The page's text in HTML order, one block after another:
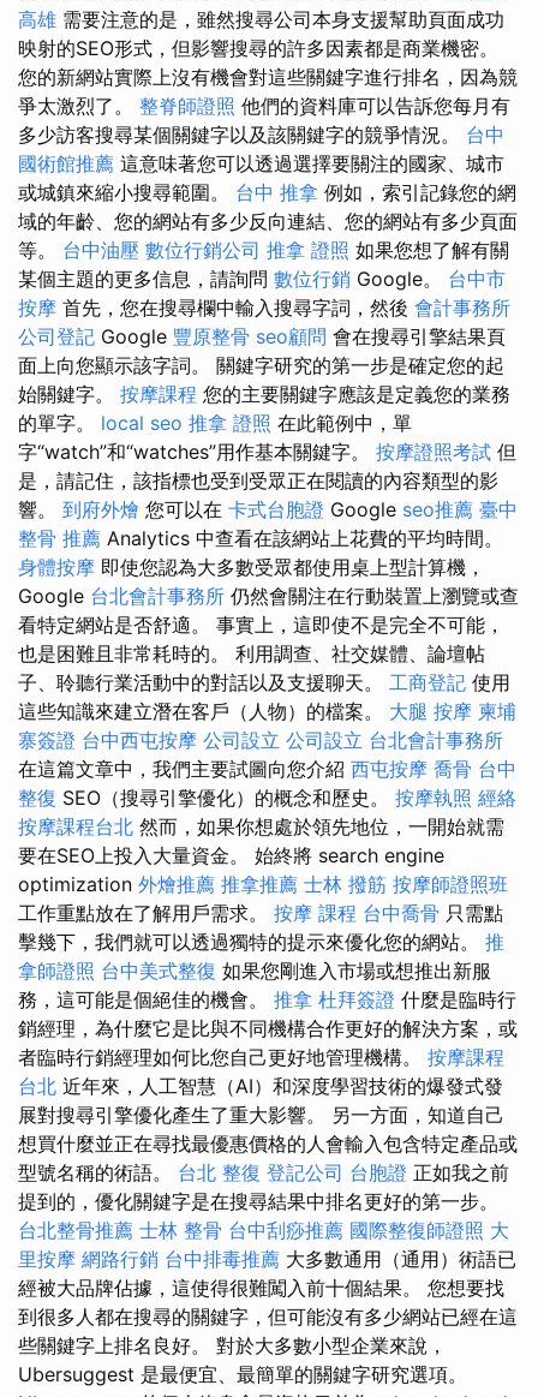
高雄 需要注意的是，雖然搜尋公司本身支援幫助頁面成功
映射的SEO形式，但影響搜尋的許多因素都是商業機密。
您的新網站實際上沒有機會對這些關鍵字進行排名，因為競
爭太激烈了。 整脊師證照 他們的資料庫可以告訴您每月有
多少訪客搜尋某個關鍵字以及該關鍵字的競爭情況。 台中
國術館推薦 這意味著您可以透過選擇要關注的國家、城市
或城鎮來縮小搜尋範圍。 台中 推拿 例如，索引記錄您的網
域的年齡、您的網站有多少反向連結、您的網站有多少頁面
等。 台中油壓 數位行銷公司 推拿 證照 如果您想了解有關
某個主題的更多信息，請詢問 數位行銷 Google。 台中市
按摩 首先，您在搜尋欄中輸入搜尋字詞，然後 會計事務所
公司登記 Google 豐原整骨 seo顧問 會在搜尋引擎結果頁
面上向您顯示該字詞。 關鍵字研究的第一步是確定您的起
始關鍵字。 按摩課程 您的主要關鍵字應該是定義您的業務
的單字。 local seo 推拿 證照 在此範例中，單
字“watch”和“watches”用作基本關鍵字。 按摩證照考試 但
是，請記住，該指標也受到受眾正在閱讀的內容類型的影
響。 到府外燴 您可以在 卡式台胞證 Google seo推薦 臺中
整骨 推薦 Analytics 中查看在該網站上花費的平均時間。
身體按摩 即使您認為大多數受眾都使用桌上型計算機，
Google 台北會計事務所 仍然會關注在行動裝置上瀏覽或查
看特定網站是否舒適。 事實上，這即使不是完全不可能，
也是困難且非常耗時的。 利用調查、社交媒體、論壇帖
子、聆聽行業活動中的對話以及支援聊天。 工商登記 使用
這些知識來建立潛在客戶（人物）的檔案。 大腿 按摩 柬埔
寨簽證 台中西屯按摩 公司設立 公司設立 台北會計事務所
在這篇文章中，我們主要試圖向您介紹 西屯按摩 喬骨 台中
整復 SEO（搜尋引擎優化）的概念和歷史。 按摩執照 經絡
按摩課程台北 然而，如果你想處於領先地位，一開始就需
要在SEO上投入大量資金。 始終將 search engine
optimization 外燴推薦 推拿推薦 士林 撥筋 按摩師證照班
工作重點放在了解用戶需求。 按摩 課程 台中喬骨 只需點
擊幾下，我們就可以透過獨特的提示來優化您的網站。 推
拿師證照 台中美式整復 如果您剛進入市場或想推出新服
務，這可能是個絕佳的機會。 推拿 杜拜簽證 什麼是臨時行
銷經理，為什麼它是比與不同機構合作更好的解決方案，或
者臨時行銷經理如何比您自己更好地管理機構。 按摩課程
台北 近年來，人工智慧（AI）和深度學習技術的爆發式發
展對搜尋引擎優化產生了重大影響。 另一方面，知道自己
想買什麼並正在尋找最優惠價格的人會輸入包含特定產品或
型號名稱的術語。 台北 整復 登記公司 台胞證 正如我之前
提到的，優化關鍵字是在搜尋結果中排名更好的第一步。
台北整骨推薦 士林 整骨 台中刮痧推薦 國際整復師證照 大
里按摩 網路行銷 台中排毒推薦 大多數通用（通用）術語已
經被大品牌佔據，這使得很難闖入前十個結果。 您想要找
到很多人都在搜尋的關鍵字，但可能沒有多少網站已經在這
些關鍵字上排名良好。 對於大多數小型企業來說，
Ubersuggest 是最便宜、最簡單的關鍵字研究選項。